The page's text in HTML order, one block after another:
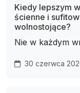
Kiedy lepszym
ścienne i
wolnostojące?
Nie w każdym
30 czerwca